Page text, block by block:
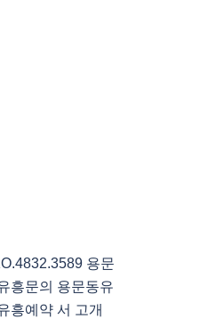
용문
흥문의 용문동유
흥예약 서 고개